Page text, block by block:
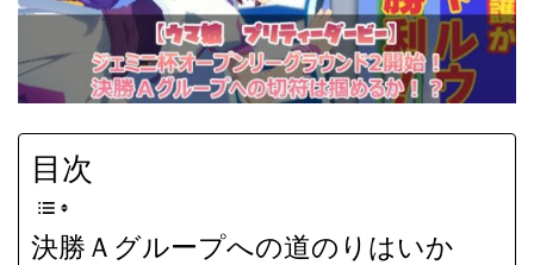
目次
決勝Ａグループへの道のりはいか